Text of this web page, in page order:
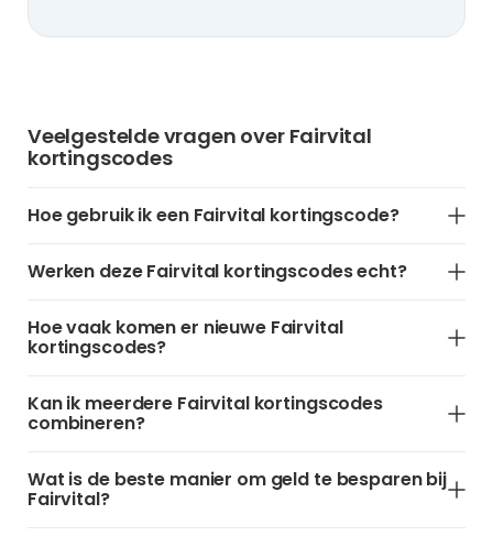
Veelgestelde vragen over Fairvital
kortingscodes
Hoe gebruik ik een Fairvital kortingscode?
Werken deze Fairvital kortingscodes echt?
Hoe vaak komen er nieuwe Fairvital
kortingscodes?
Kan ik meerdere Fairvital kortingscodes
combineren?
Wat is de beste manier om geld te besparen bij
Fairvital?